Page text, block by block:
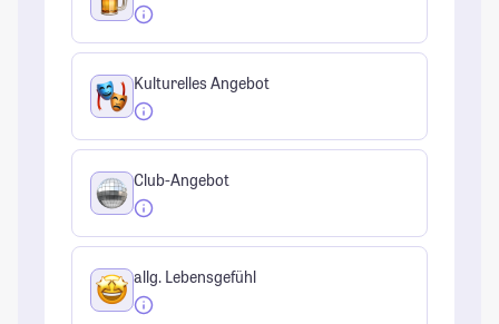
Kulturelles Angebot
Club-Angebot
allg. Lebensgefühl